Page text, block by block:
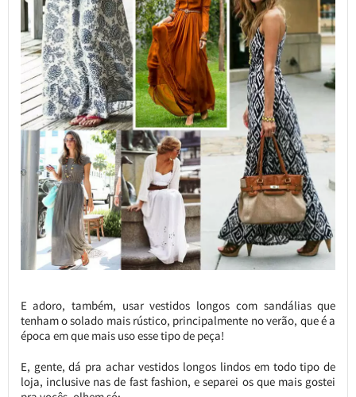
E adoro, também, usar vestidos longos com sandálias que
tenham o solado mais rústico, principalmente no verão, que é a
época em que mais uso esse tipo de peça!
E, gente, dá pra achar vestidos longos lindos em todo tipo de
loja, inclusive nas de fast fashion, e separei os que mais gostei